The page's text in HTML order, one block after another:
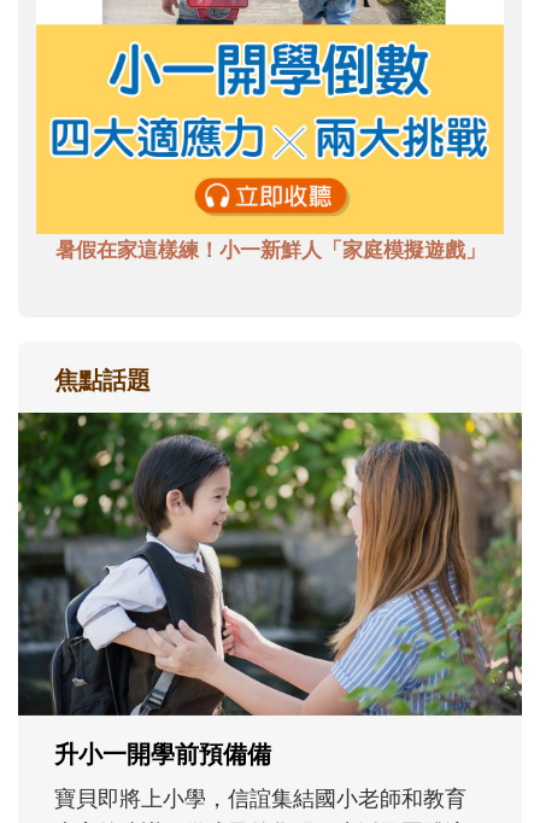
暑假在家這樣練！小一新鮮人「家庭模擬遊戲」
焦點話題
和孩子一起長大的那個男人│讀懂父親的
不同模樣
沒有人天生就擅長當爸爸！男人總是在一次
次「前所未有」的體驗中，跟著孩子一起長
大。從給予安全感的肢體遊戲，到獨立自
主、角色認同及解決問題的能力養成。爸爸
正嘗試用不同的模樣，參與孩子每個重要的